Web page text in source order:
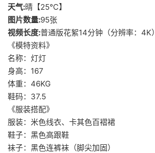
天气:晴【25℃】
图片数量:95张
视频长度:普通版花絮14分钟（分辨率：4K）
《模特资料》
名称：灯灯
身高：167
体重：46KG
鞋码：37.5
《服装搭配》
服装：米色线衣、卡其色百褶裙
鞋子：黑色高跟鞋
袜子：黑色连裤袜（脚尖加固）